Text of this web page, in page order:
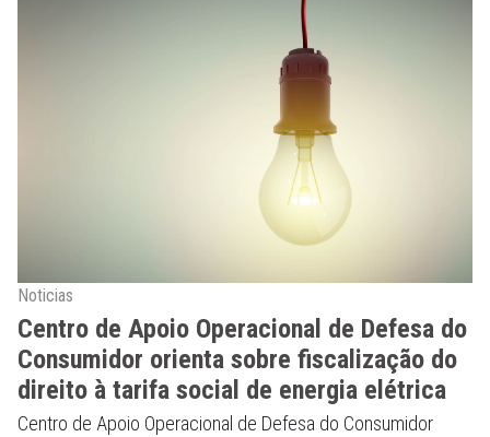
Noticias
Centro de Apoio Operacional de Defesa do
Consumidor orienta sobre fiscalização do
direito à tarifa social de energia elétrica
Centro de Apoio Operacional de Defesa do Consumidor